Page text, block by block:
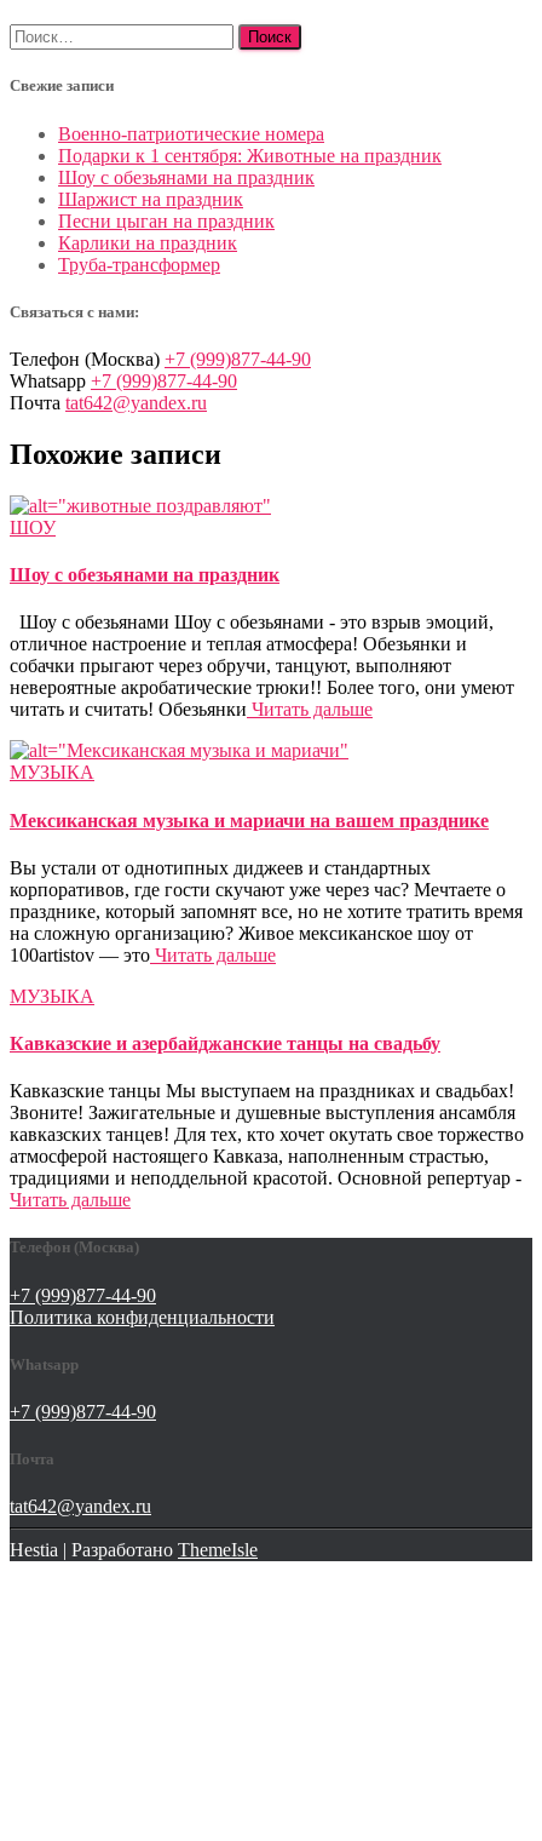
Найти:
Свежие записи
Военно-патриотические номера
Подарки к 1 сентября: Животные на праздник
Шоу с обезьянами на праздник
Шаржист на праздник
Песни цыган на праздник
Карлики на праздник
Труба-трансформер
Связаться с нами:
Телефон (Москва) +7 (999)877-44-90
Whatsapp +7 (999)877-44-90
Почта tat642@yandex.ru
Похожие записи
ШОУ
Шоу с обезьянами на праздник
Шоу с обезьянами Шоу с обезьянами - это взрыв эмоций,
отличное настроение и теплая атмосфера! Обезьянки и
собачки прыгают через обручи, танцуют, выполняют
невероятные акробатические трюки!! Более того, они умеют
читать и считать! Обезьянки Читать дальше
МУЗЫКА
Мексиканская музыка и мариачи на вашем празднике
Вы устали от однотипных диджеев и стандартных
корпоративов, где гости скучают уже через час? Мечтаете о
празднике, который запомнят все, но не хотите тратить время
на сложную организацию? Живое мексиканское шоу от
100artistov — это Читать дальше
МУЗЫКА
Кавказские и азербайджанские танцы на свадьбу
Кавказские танцы Мы выступаем на праздниках и свадьбах!
Звоните! Зажигательные и душевные выступления ансамбля
кавказских танцев! Для тех, кто хочет окутать свое торжество
атмосферой настоящего Кавказа, наполненным страстью,
традициями и неподдельной красотой. Основной репертуар -
Читать дальше
Телефон (Москва)
+7 (999)877-44-90
Политика конфиденциальности
Whatsapp
+7 (999)877-44-90
Почта
tat642@yandex.ru
Hestia | Разработано ThemeIsle